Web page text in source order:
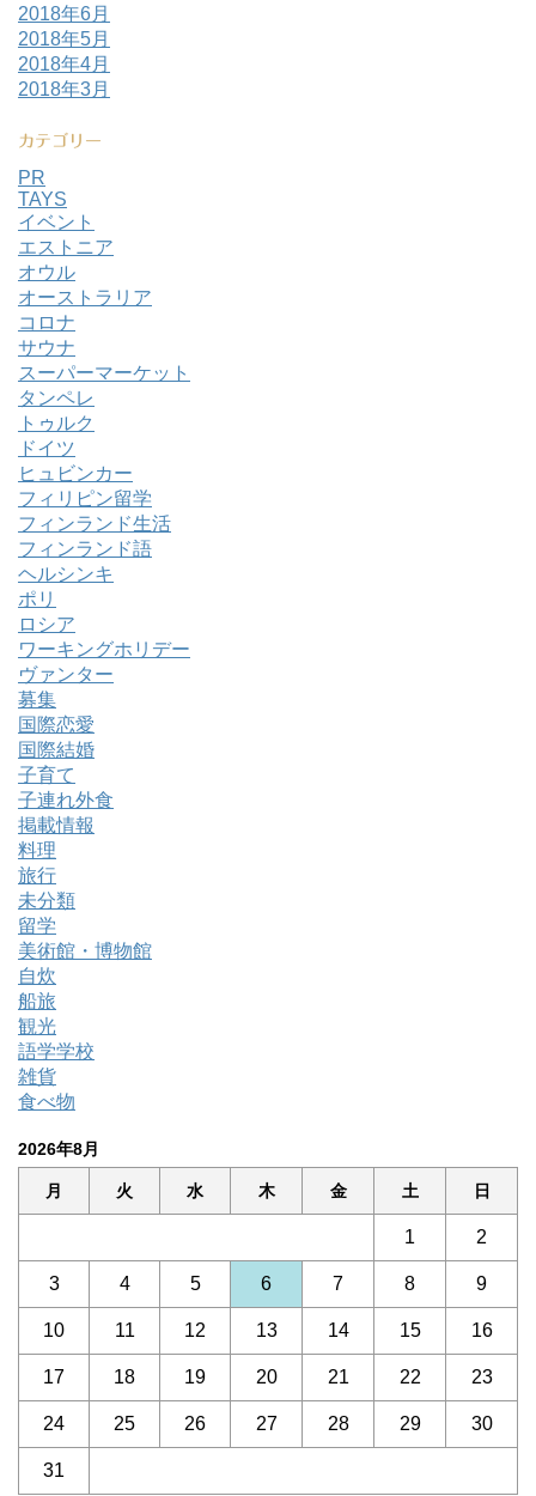
2018年6月
2018年5月
2018年4月
2018年3月
カテゴリー
PR
TAYS
イベント
エストニア
オウル
オーストラリア
コロナ
サウナ
スーパーマーケット
タンペレ
トゥルク
ドイツ
ヒュビンカー
フィリピン留学
フィンランド生活
フィンランド語
ヘルシンキ
ポリ
ロシア
ワーキングホリデー
ヴァンター
募集
国際恋愛
国際結婚
子育て
子連れ外食
掲載情報
料理
旅行
未分類
留学
美術館・博物館
自炊
船旅
観光
語学学校
雑貨
食べ物
2026年8月
月 火 水 木 金 土 日
1 2
3 4 5 6 7 8 9
10 11 12 13 14 15 16
17 18 19 20 21 22 23
24 25 26 27 28 29 30
31